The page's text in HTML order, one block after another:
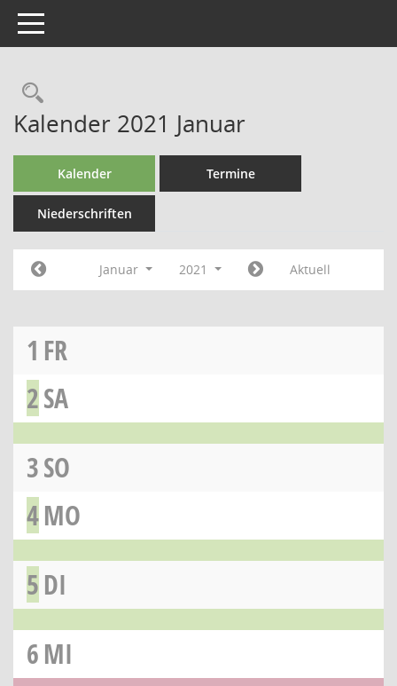
Toggle navigation
Kalender 2021 Januar
Kalender Termine
Niederschriften
Januar 2021 Aktuell
1 FR
2SA
3SO
4MO
5DI
6MI